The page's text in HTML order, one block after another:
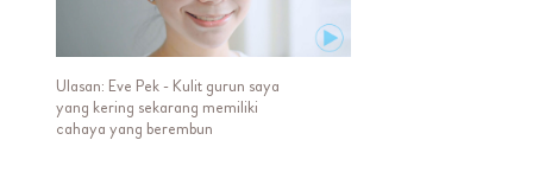
Ulasan: Eve Pek - Kulit gurun saya
yang kering sekarang memiliki
cahaya yang berembun